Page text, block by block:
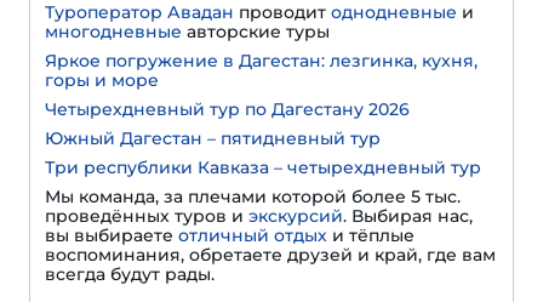
Туроператор Авадан проводит однодневные и
многодневные авторские туры
Яркое погружение в Дагестан: лезгинка, кухня,
горы и море
Четырехдневный тур по Дагестану 2026
Южный Дагестан – пятидневный тур
Три республики Кавказа – четырехдневный тур
Мы команда, за плечами которой более 5 тыс.
проведённых туров и экскурсий. Выбирая нас,
вы выбираете отличный отдых и тёплые
воспоминания, обретаете друзей и край, где вам
всегда будут рады.